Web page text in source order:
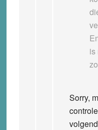
is
Sorry,